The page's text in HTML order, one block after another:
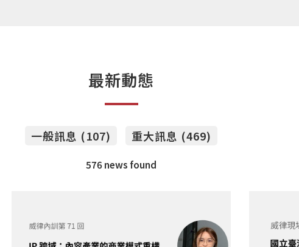
最新動態
一般訊息 (107) 重大訊息 (469)
576 news found